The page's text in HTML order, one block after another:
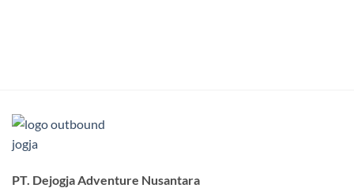
PT. Dejogja Adventure Nusantara